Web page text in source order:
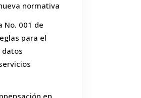
normativa
No. 001 de
para el